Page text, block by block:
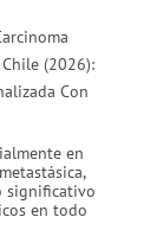
(2026):
Con
en
significativo
en todo